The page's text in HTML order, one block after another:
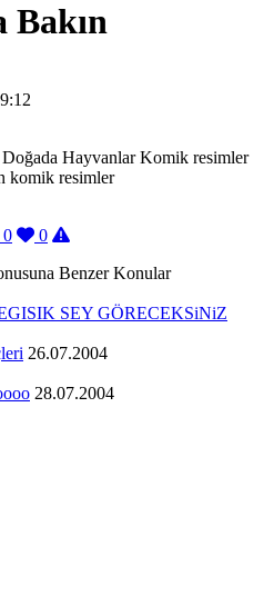
Bakın
Hayvanlar Komik resimler
komik resimler
0
0
Benzer Konular
SEY GÖRECEKSiNiZ
26.07.2004
28.07.2004